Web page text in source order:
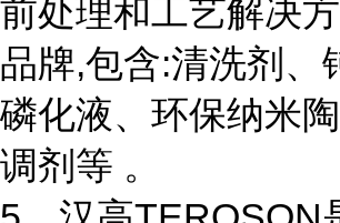
前处理和工艺解决
品牌,包含:清洗剂、
磷化液、环保纳米
调剂等 。